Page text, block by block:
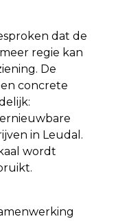
dat de
regie kan
De
concrete
in Leudal.
wordt